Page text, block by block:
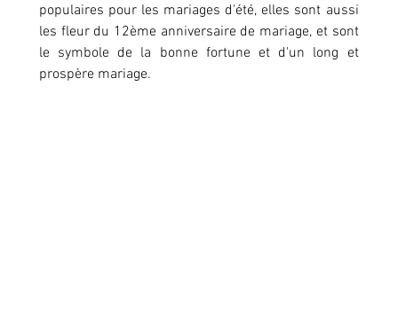
populaires pour les mariages d'été, elles sont aussi
les fleur du 12ème anniversaire de mariage, et sont
le symbole de la bonne fortune et d'un long et
prospère mariage.